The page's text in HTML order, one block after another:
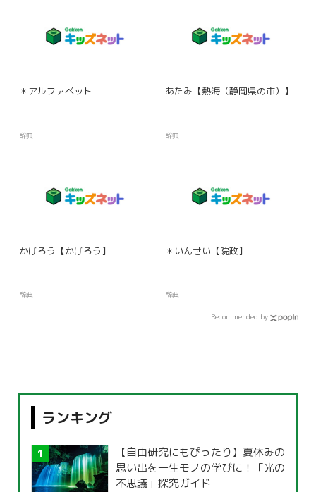
＊アルファベット
辞典
あたみ【熱海（静岡県の市）】
辞典
かげろう【かげろう】
辞典
＊いんせい【院政】
辞典
Recommended by
ランキング
【自由研究にもぴったり】夏休みの
思い出を一生モノの学びに！「光の
不思議」探究ガイド